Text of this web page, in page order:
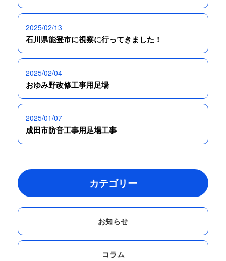
2025/02/13
石川県能登市に視察に行ってきました！
2025/02/04
おゆみ野改修工事用足場
2025/01/07
成田市防音工事用足場工事
カテゴリー
お知らせ
コラム